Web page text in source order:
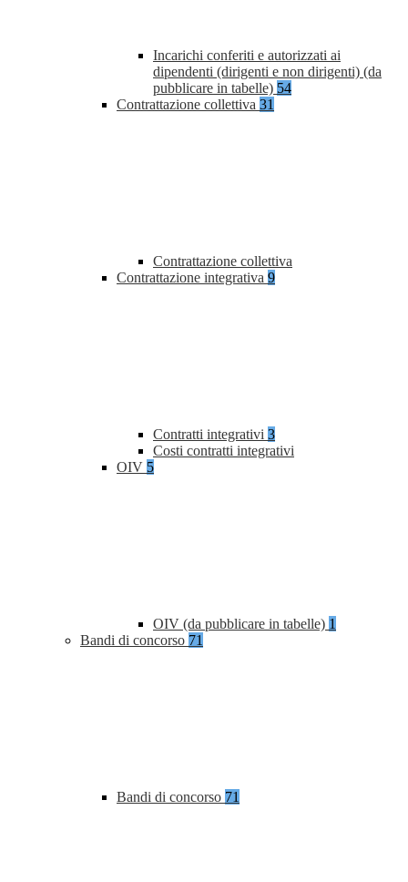
Incarichi conferiti e autorizzati ai
dipendenti (dirigenti e non dirigenti) (da
pubblicare in tabelle) 54
Contrattazione collettiva 31
Contrattazione collettiva
Contrattazione integrativa 9
Contratti integrativi 3
Costi contratti integrativi
OIV 5
OIV (da pubblicare in tabelle) 1
Bandi di concorso 71
Bandi di concorso 71